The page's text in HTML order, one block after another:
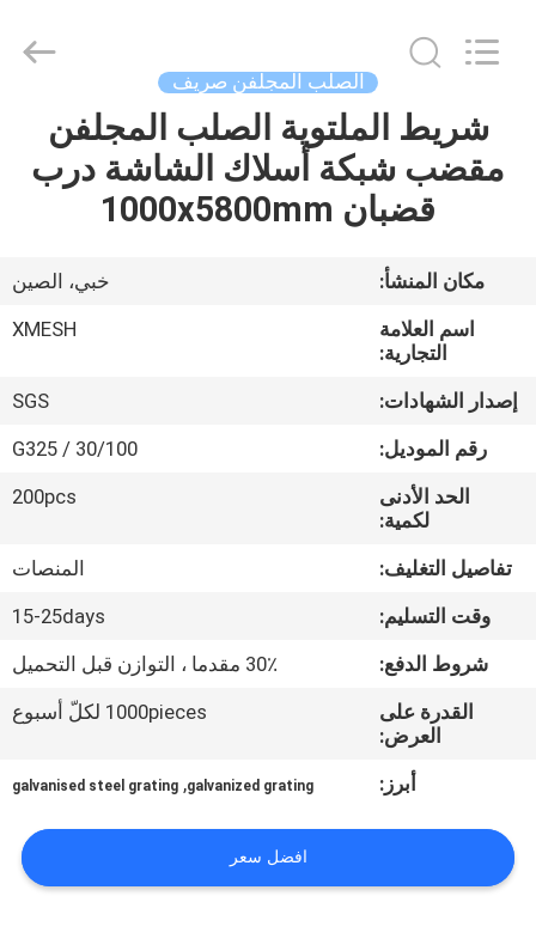
الصفحة
الرئيسية
معلومات
جولة
مراقبة
الجودة
اتصل
اطلب
اقتباس
Reserved.
الصلب المجلفن صريف
شريط الملتوية الصلب المجلفن
مقضب شبكة أسلاك الشاشة درب
قضبان 1000x5800mm
مكان المنشأ:
خبي، الصين
اسم العلامة
التجارية:
XMESH
إصدار الشهادات:
SGS
رقم الموديل:
G325 / 30/100
الحد الأدنى
لكمية:
200pcs
تفاصيل التغليف:
المنصات
وقت التسليم:
15-25days
شروط الدفع:
30٪ مقدما ، التوازن قبل التحميل
القدرة على
العرض:
1000pieces لكلّ أسبوع
أبرز: galvanized grating
,
galvanised steel grating
افضل سعر